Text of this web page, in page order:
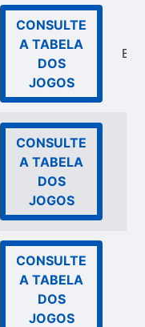
CONSULTE
A TABELA
DOS
JOGOS
CONSULTE
A TABELA
DOS
JOGOS
CONSULTE
A TABELA
DOS
JOGOS